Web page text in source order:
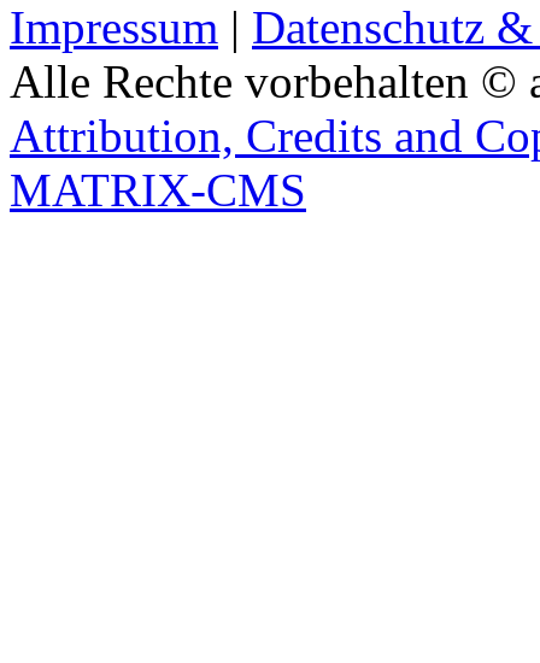
Impressum | Datenschutz
Alle Rechte vorbehalten ©
Attribution, Credits and
MATRIX-CMS